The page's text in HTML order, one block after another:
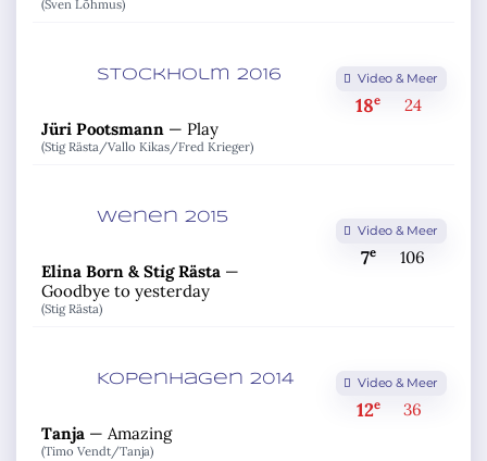
(Sven Lõhmus)
Stockholm 2016
Jüri Pootsmann— Play
(Stig Rästa/Vallo Kikas/Fred Krieger)
Video & Meer
18e 24
Wenen 2015
Elina Born & Stig Rästa—
Goodbye to yesterday
(Stig Rästa)
Video & Meer
7e 106
Kopenhagen 2014
Tanja— Amazing
(Timo Vendt/Tanja)
Video & Meer
12e 36